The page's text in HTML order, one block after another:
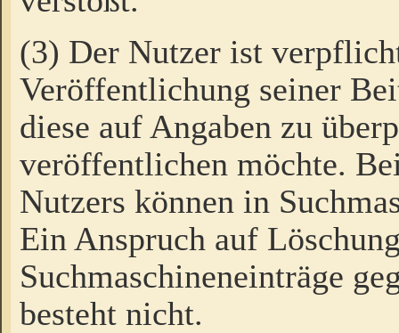
(3) Der Nutzer ist
Veröffentlichung seiner
diese auf Angaben zu
veröffentlichen möchte.
Nutzers können in
Ein Anspruch auf
Suchmaschineneinträge
besteht nicht.